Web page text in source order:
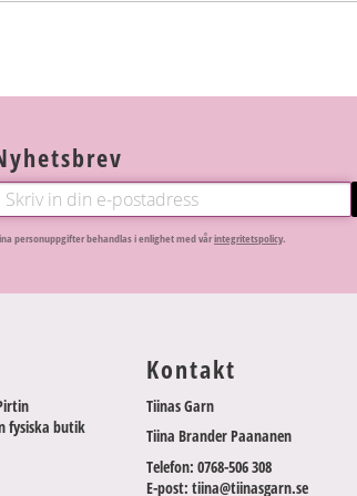
personuppgifter behandlas i enlighet med vårintegritetspolicy.
fysiska butik
Kontakt
Tiinas Garn
Tiina Brander Paananen
Telefon: 0768-506 308
E-post: tiina@tiinasgarn.se